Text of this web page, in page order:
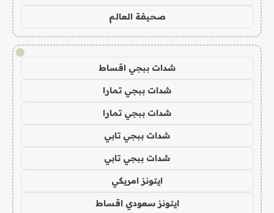
صحيفة العالم
!
شدات ببجي اقساط
شدات ببجي تمارا
شدات ببجي تمارا
شدات ببجي تابي
شدات ببجي تابي
ايتونز امريكي
ايتونز سعودي اقساط